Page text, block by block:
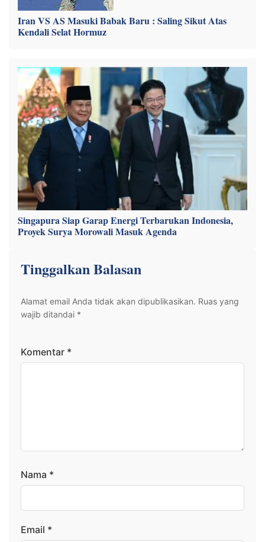
Iran VS AS Masuki Babak Baru : Saling Sikut Atas
Kendali Selat Hormuz
Singapura Siap Garap Energi Terbarukan Indonesia,
Proyek Surya Morowali Masuk Agenda
Tinggalkan Balasan
Alamat email Anda tidak akan dipublikasikan. Ruas yang
wajib ditandai *
Komentar *
Nama *
Email *